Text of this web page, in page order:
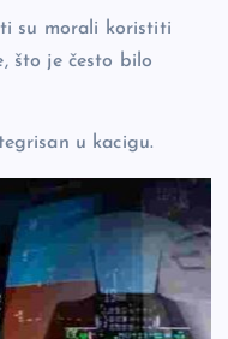
su morali koristiti
što je često bilo
u kacigu.